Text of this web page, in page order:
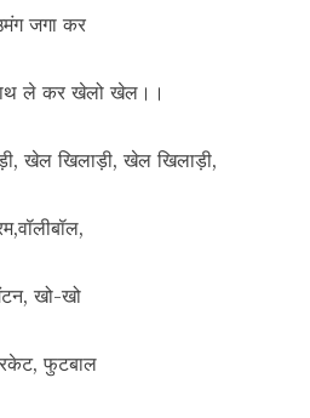
जगा कर
ले कर खेलो खेल।।
खेल खिलाड़ी, खेल खिलाड़ी,
खो-खो
फुटबाल